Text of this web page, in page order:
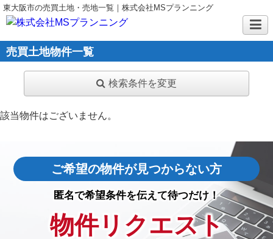
東大阪市の売買土地・売地一覧｜株式会社MSプランニング
売買土地物件一覧
検索条件を変更
該当物件はございません。
ご希望の物件が見つからない方
匿名で希望条件を伝えて待つだけ！
物件リクエスト